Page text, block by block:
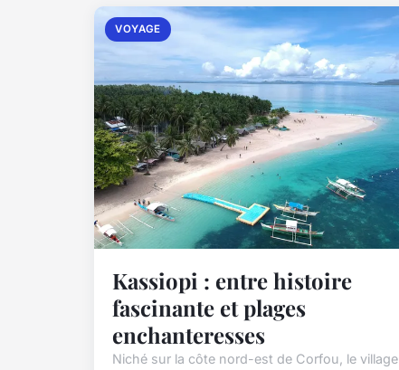
VOYAGE
Kassiopi : entre histoire
fascinante et plages
enchanteresses
Niché sur la côte nord-est de Corfou, le village